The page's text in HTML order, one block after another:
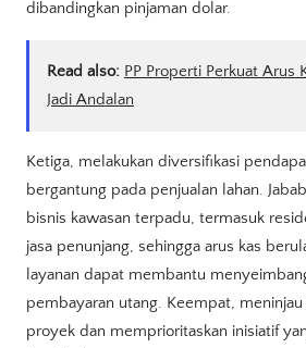
dibandingkan pinjaman dolar.
Read also: PP Properti Perkuat Arus
Jadi Andalan
Ketiga, melakukan diversifikasi
bergantung pada penjualan lahan.
bisnis kawasan terpadu, termasuk
jasa penunjang, sehingga arus kas
layanan dapat membantu
pembayaran utang. Keempat,
proyek dan memprioritaskan inisiatif